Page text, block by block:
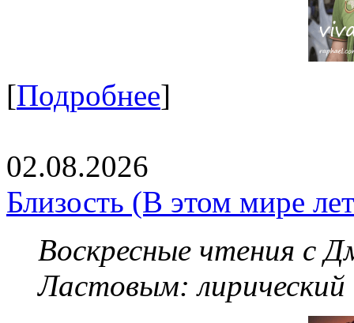
[Подробнее]
02.08.2026
Близость (В этом мире
Воскресные чтения с
Ластовым: